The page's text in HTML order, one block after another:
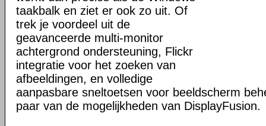
taakbalk en ziet er ook zo uit. Of
trek je voordeel uit de
geavanceerde multi-monitor
achtergrond ondersteuning, Flickr
integratie voor het zoeken van
afbeeldingen, en volledige
aanpasbare sneltoetsen voor beeldscherm
paar van de mogelijkheden van DisplayFusion.